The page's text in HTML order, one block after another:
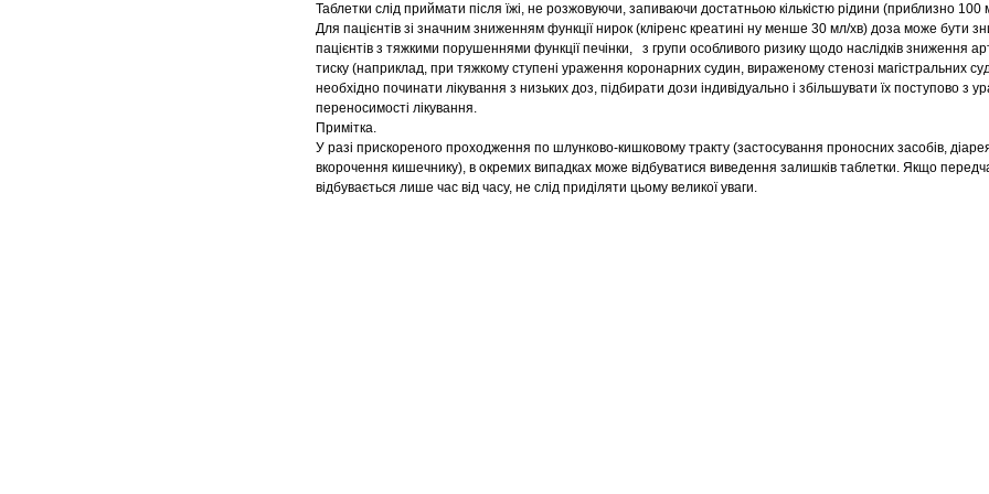
Таблетки слід приймати після їжі, не розжовуючи, запиваючи достатньою кількістю рідини (приблизно 100
Для пацієнтів зі значним зниженням функції нирок (кліренс креатині ну менше 30 мл/хв) доза може бути
пацієнтів з тяжкими порушеннями функції печінки, з групи особливого ризику щодо наслідків зниження
тиску (наприклад, при тяжкому ступені ураження коронарних судин, вираженому стенозі магістральних
необхідно починати лікування з низьких доз, підбирати дози індивідуально і збільшувати їх поступово з
переносимості лікування.
Примітка.
У разі прискореного проходження по шлунково-кишковому тракту (застосування проносних засобів,
вкорочення кишечнику), в окремих випадках може відбуватися виведення залишків таблетки. Якщо
відбувається лише час від часу, не слід приділяти цьому великої уваги.